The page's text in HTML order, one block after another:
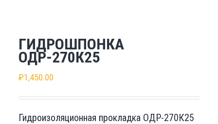
ГИДРОШПОНКА
ОДР-270К25
₽1,450.00
Гидроизоляционная прокладка ОДР-270К25